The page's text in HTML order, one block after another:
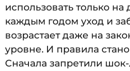
использовать только
каждым годом уход и
возрастает даже на
уровне. И правила
Сначала запретили